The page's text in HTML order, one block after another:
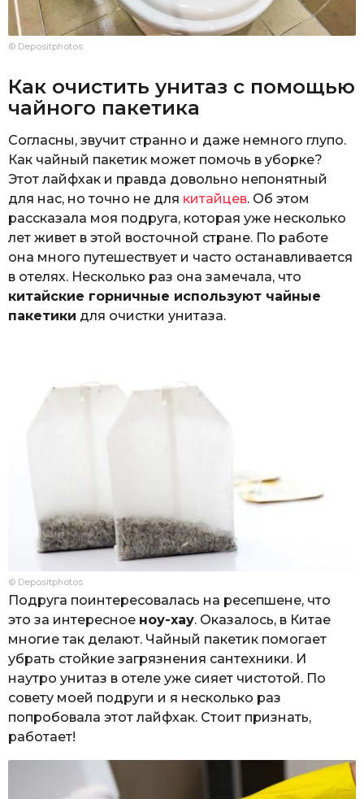
© Depositphotos
Как очистить унитаз с помощью
чайного пакетика
Согласны, звучит странно и даже немного глупо.
Как чайный пакетик может помочь в уборке?
Этот лайфхак и правда довольно непонятный
для нас, но точно не для китайцев. Об этом
рассказала моя подруга, которая уже несколько
лет живет в этой восточной стране. По работе
она много путешествует и часто останавливается
в отелях. Несколько раз она замечала, что
китайские горничные используют чайные
пакетики для очистки унитаза.
© Depositphotos
Подруга поинтересовалась на ресепшене, что
это за интересное ноу-хау. Оказалось, в Китае
многие так делают. Чайный пакетик помогает
убрать стойкие загрязнения сантехники. И
наутро унитаз в отеле уже сияет чистотой. По
совету моей подруги и я несколько раз
попробовала этот лайфхак. Стоит признать,
работает!